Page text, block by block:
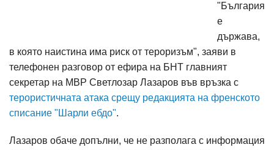
"България
е
държава,
в която наистина има риск от тероризъм", заяви в
телефонен разговор от ефира на БНТ главният
секретар на МВР Светлозар Лазаров във връзка с
терористичната атака срещу редакцията на френското
списание "Шарли ебдо".
Лазаров обаче допълни, че не разполага с информация